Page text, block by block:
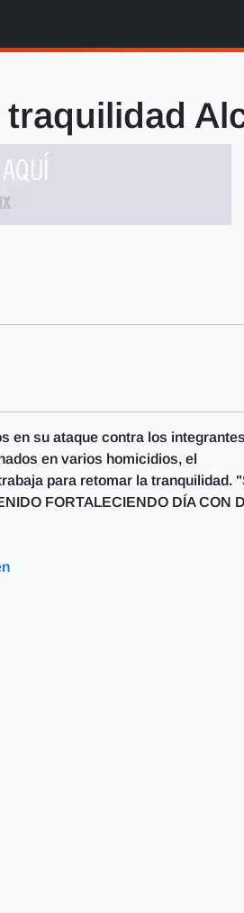
en su ataque contra los
en varios homicidios, el
para retomar la tranquilidad.
FORTALECIENDO DÍA CON